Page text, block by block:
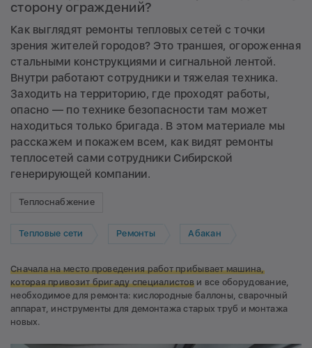
сторону ограждений?
Как выглядят ремонты тепловых сетей с точки
зрения жителей городов? Это траншея, огороженная
стальными конструкциями и сигнальной лентой.
Внутри работают сотрудники и тяжелая техника.
Заходить на территорию, где проходят работы,
опасно — по технике безопасности там может
находиться только бригада. В этом материале мы
расскажем и покажем всем, как видят ремонты
теплосетей сами сотрудники Сибирской
генерирующей компании.
Теплоснабжение
Тепловые сети Ремонты Абакан
Сначала на место проведения работ прибывает машина,
котораяпривозит бригаду специалистов и все оборудование,
необходимое для ремонта: кислородные баллоны, сварочный
аппарат, инструменты для демонтажа старых труб и монтажа
новых.